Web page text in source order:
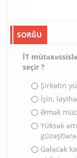
SORĞU
İT
seçir ?
Şirkətin
İşin,
Əmək
Yüksək
Gələcək